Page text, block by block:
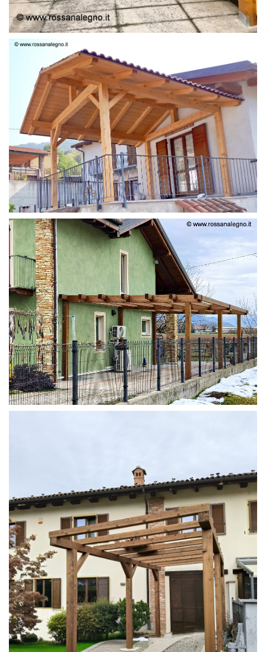
STRUTTURA LAMELLARE PRETAGLIATO
STRUTTURA ADDOSSATA IN LAMELLARE SU MISURA